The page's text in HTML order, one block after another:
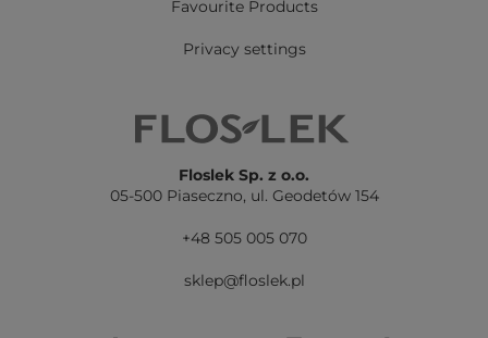
Favourite Products
Privacy settings
Floslek Sp. z o.o.
05-500 Piaseczno, ul. Geodetów 154
+48 505 005 070
sklep@floslek.pl